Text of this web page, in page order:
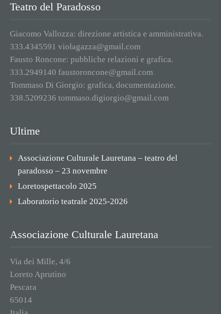
Teatro del Paradosso
Giacomo Vallozza: direzione artistica e amministrativa.
333.4345591 violagazza@gmail.com
Fausto Roncone: pubbliche relazioni e grafica.
333.2949140 faustoroncone@gmail.com
Tommaso Di Giorgio: grafica, documentazione.
338.5209236 tommaso.digiorgio@gmail.com
Ultime
Associazione Culturale Lauretana – teatro del
paradosso – 23 novembre
Loretospettacolo 2025
Laboratorio teatrale 2025-2026
Associazione Culturale Lauretana
Via dei Mille, 4/6
Loreto Aprutino
Pescara
65014